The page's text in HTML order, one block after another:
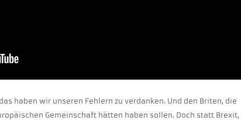
haben wir unseren Fehlern zu verdanken. Und den Briten, die
Gemeinschaft hätten haben sollen. Doch statt Brexit,